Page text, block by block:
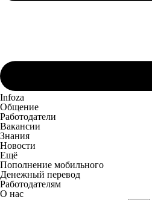
Infoza
Общение
Работодатели
Вакансии
Знания
Новости
Ещё
Пополнение мобильного
Денежный перевод
Работодателям
О нас